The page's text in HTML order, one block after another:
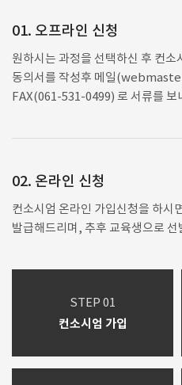
01. 오프라인 신청
원하시는 과정을 선택하신 후 컨
동의서를 작성후 메일
FAX(061-531-0499) 로 서류를 보
02. 온라인 신청
컨소시엄 온라인 가입신청을 하시
발급해드리며, 추후 교육생으로
STEP 01
컨소시엄 가입